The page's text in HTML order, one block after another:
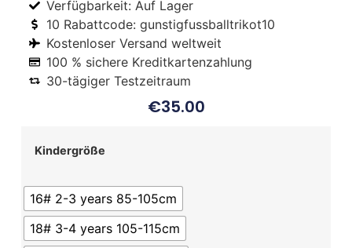
Verfügbarkeit: Auf Lager
10 Rabattcode: gunstigfussballtrikot10
Kostenloser Versand weltweit
100 % sichere Kreditkartenzahlung
30-tägiger Testzeitraum
€35.00
Kindergröße
16# 2-3 years 85-105cm
18# 3-4 years 105-115cm